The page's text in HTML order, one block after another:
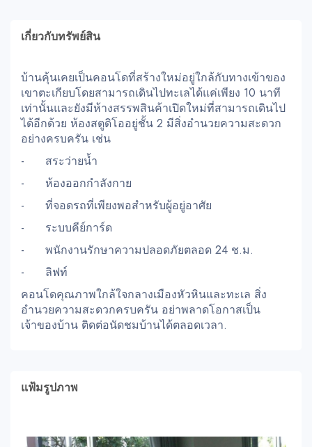
เกี่ยวกับทรัพย์สิน
บ้านคุ้นเคยเป็นคอนโดที่สร้างใหม่อยู่ใกล้กับทางเข้าของ
เขาตะเกียบโดยสามารถเดินไปทะเลได้แค่เพียง 10 นาที
เท่านั้นและยังมีห้างสรรพสินค้าเปิดใหม่ที่สามารถเดินไป
ได้อีกด้วย ห้องสตูดิโออยู่ชั้น 2 มีสิ่งอำนวยความสะดวก
อย่างครบครัน เช่น
- สระว่ายน้ำ
- ห้องออกกำลังกาย
- ที่จอดรถที่เพียงพอสำหรับผู้อยู่อาศัย
- ระบบคีย์การ์ด
- พนักงานรักษาความปลอดภัยตลอด 24 ช.ม.
- ลิฟท์
คอนโดคุณภาพใกล้ใจกลางเมืองหัวหินและทะเล สิ่ง
อำนวยความสะดวกครบครัน อย่าพลาดโอกาสเป็น
เจ้าของบ้าน ติดต่อนัดชมบ้านได้ตลอดเวลา.
แฟ้มรูปภาพ